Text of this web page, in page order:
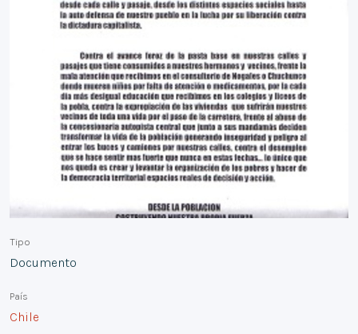
Tipo
Documento
País
Chile